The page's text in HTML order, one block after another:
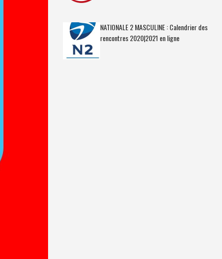
NATIONALE 2 MASCULINE : Calendrier des
rencontres 2020|2021 en ligne